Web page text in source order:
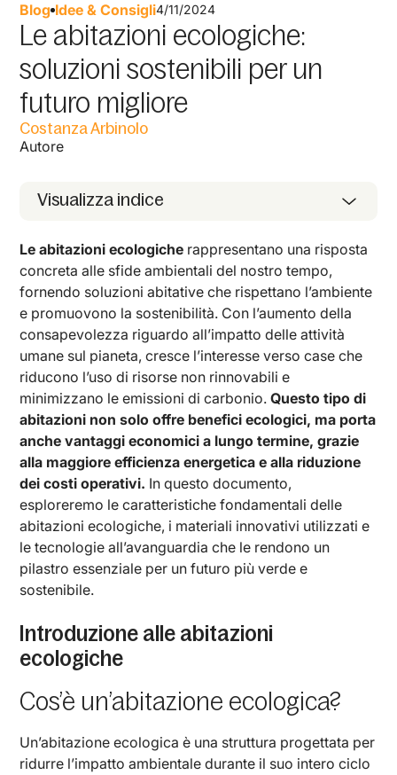
Blog Idee & Consigli4/11/2024
Le abitazioni ecologiche:
soluzioni sostenibili per un
futuro migliore
Costanza Arbinolo
Autore
Visualizza indice
Le abitazioni ecologiche rappresentano una risposta
concreta alle sfide ambientali del nostro tempo,
fornendo soluzioni abitative che rispettano l’ambiente
e promuovono la sostenibilità. Con l’aumento della
consapevolezza riguardo all’impatto delle attività
umane sul pianeta, cresce l’interesse verso case che
riducono l’uso di risorse non rinnovabili e
minimizzano le emissioni di carbonio.Questo tipo di
abitazioni non solo offre benefici ecologici, ma porta
anche vantaggi economici a lungo termine, grazie
alla maggiore efficienza energetica e alla riduzione
dei costi operativi. In questo documento,
esploreremo le caratteristiche fondamentali delle
abitazioni ecologiche, i materiali innovativi utilizzati e
le tecnologie all’avanguardia che le rendono un
pilastro essenziale per un futuro più verde e
sostenibile.
Introduzione alle abitazioni
ecologiche
Cos’è un’abitazione ecologica?
Un’abitazione ecologica è una struttura progettata per
ridurre l’impatto ambientale durante il suo intero ciclo